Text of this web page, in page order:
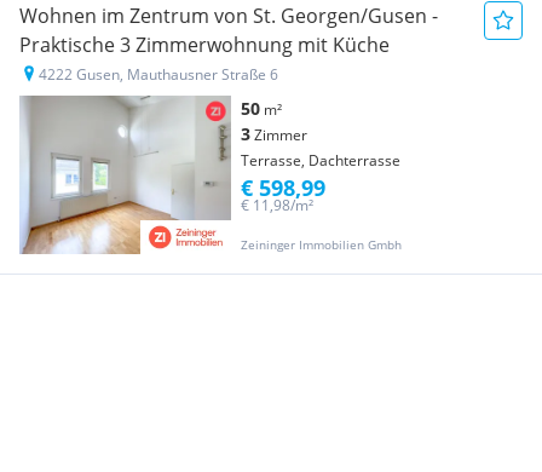
Wohnen im Zentrum von St. Georgen/Gusen -
Praktische 3 Zimmerwohnung mit Küche
4222 Gusen, Mauthausner Straße 6
50 m²
3Zimmer
Terrasse, Dachterrasse
Zeininger Immobilien Gmbh
€ 11,98/m²
€ 598,99